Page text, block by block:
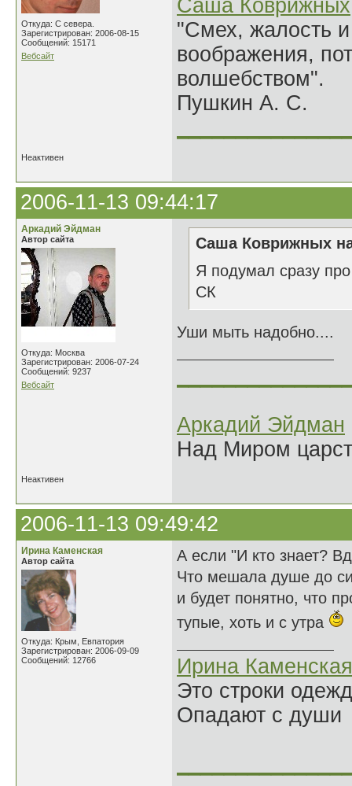
Откуда: С севера.
Зарегистрирован: 2006-08-15
Сообщений: 15171
Вебсайт
Саша Коврижных
"Смех, жалость
воображения,
волшебством".
Пушкин А. С.
Неактивен
2006-11-13 09:44:17
Аркадий Эйдман
Автор сайта
Откуда: Москва
Зарегистрирован: 2006-07-24
Сообщений: 9237
Вебсайт
Саша Коврижных
Я подумал сразу
СК
Уши мыть надобно....
Аркадий Эйдман
Над Миром
Неактивен
2006-11-13 09:49:42
Ирина Каменская
Автор сайта
Откуда: Крым, Евпатория
Зарегистрирован: 2006-09-09
Сообщений: 12766
А если "И кто знает?
Что мешала душе до
и будет понятно, что
тупые, хоть и с утра
Ирина Каменская
Это строки
Опадают с души